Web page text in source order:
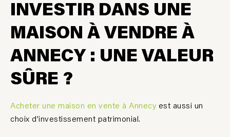
INVESTIR DANS UNE
MAISON À VENDRE À
ANNECY : UNE VALEUR
SÛRE ?
Acheter une maison en vente à Annecy est aussi un
choix d’investissement patrimonial.